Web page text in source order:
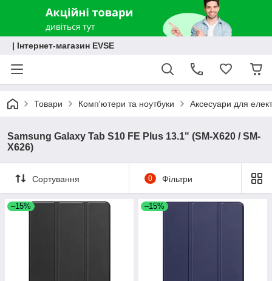
| Інтернет-магазин EVSE
Товари Комп'ютери та ноутбуки Аксесуари для
Samsung Galaxy Tab S10 FE Plus 13.1" (SM-X620 / SM-
X626)
Сортування 0 Фільтри
–15% –15%